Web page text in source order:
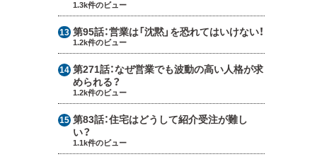
1.3k件のビュー
第95話：営業は「沈黙」を恐れてはいけない！
1.2k件のビュー
第271話：なぜ営業でも波動の高い人格が求
められる？
1.2k件のビュー
第83話：住宅はどうして紹介受注が難し
い？
1.1k件のビュー